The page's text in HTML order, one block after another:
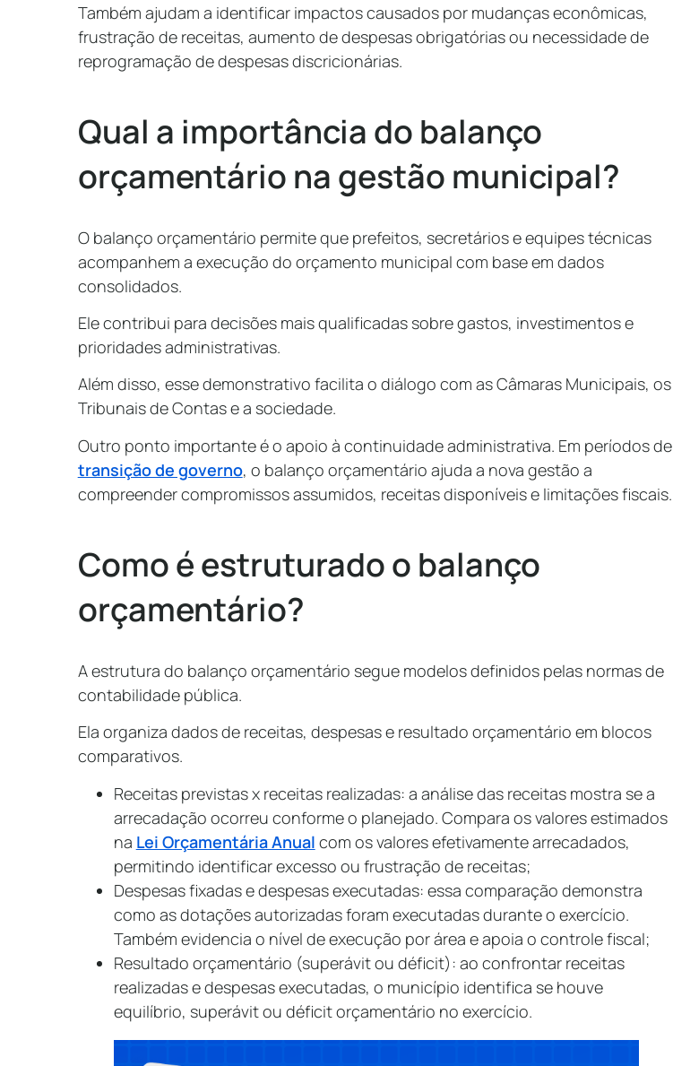
Também ajudam a identificar impactos causados por mudanças econômicas,
frustração de receitas, aumento de despesas obrigatórias ou necessidade de
reprogramação de despesas discricionárias.
Qual a importância do balanço
orçamentário na gestão municipal?
O balanço orçamentário permite que prefeitos, secretários e equipes técnicas
acompanhem a execução do orçamento municipal com base em dados
consolidados.
Ele contribui para decisões mais qualificadas sobre gastos, investimentos e
prioridades administrativas.
Além disso, esse demonstrativo facilita o diálogo com as Câmaras Municipais, os
Tribunais de Contas e a sociedade.
Outro ponto importante é o apoio à continuidade administrativa. Em períodos de
transição de governo, o balanço orçamentário ajuda a nova gestão a
compreender compromissos assumidos, receitas disponíveis e limitações fiscais.
Como é estruturado o balanço
orçamentário?
A estrutura do balanço orçamentário segue modelos definidos pelas normas de
contabilidade pública.
Ela organiza dados de receitas, despesas e resultado orçamentário em blocos
comparativos.
Receitas previstas x receitas realizadas: a análise das receitas mostra se a
arrecadação ocorreu conforme o planejado. Compara os valores estimados
na Lei Orçamentária Anual com os valores efetivamente arrecadados,
permitindo identificar excesso ou frustração de receitas;
Despesas fixadas e despesas executadas: essa comparação demonstra
como as dotações autorizadas foram executadas durante o exercício.
Também evidencia o nível de execução por área e apoia o controle fiscal;
Resultado orçamentário (superávit ou déficit): ao confrontar receitas
realizadas e despesas executadas, o município identifica se houve
equilíbrio, superávit ou déficit orçamentário no exercício.